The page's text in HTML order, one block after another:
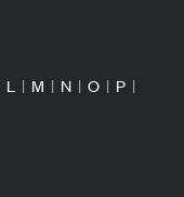
L | M | N | O | P |